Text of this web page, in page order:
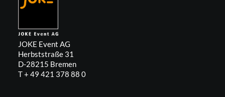
JOKE Event AG
Herbststraße 31
D-28215 Bremen
T + 49 421 378 88 0